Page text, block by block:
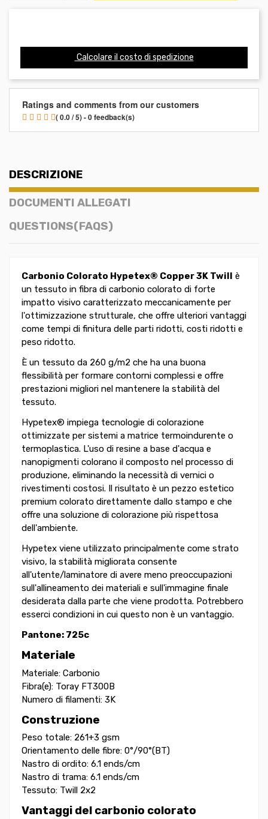
Calcolare il costo di spedizione
Ratings and comments from our customers
( 0.0 / 5) - 0 feedback(s)
DESCRIZIONE
DOCUMENTI ALLEGATI
QUESTIONS(FAQS)
Carbonio Colorato Hypetex® Copper 3K Twill è
un tessuto in fibra di carbonio colorato di forte
impatto visivo caratterizzato meccanicamente per
l'ottimizzazione strutturale, che offre ulteriori vantaggi
come tempi di finitura delle parti ridotti, costi ridotti e
peso ridotto.
È un tessuto da 260 g/m2 che ha una buona
flessibilità per formare contorni complessi e offre
prestazioni migliori nel mantenere la stabilità del
tessuto.
Hypetex® impiega tecnologie di colorazione
ottimizzate per sistemi a matrice termoindurente o
termoplastica. L'uso di resine a base d'acqua e
nanopigmenti colorano il composto nel processo di
produzione, eliminando la necessità di vernici o
rivestimenti costosi. Il risultato è un pezzo estetico
premium colorato direttamente dallo stampo e che
offre una soluzione di colorazione più rispettosa
dell'ambiente.
Hypetex viene utilizzato principalmente come strato
visivo, la stabilità migliorata consente
all'utente/laminatore di avere meno preoccupazioni
sull'allineamento dei materiali e sull'immagine finale
desiderata dalla parte che viene prodotta. Potrebbero
esserci condizioni in cui questo non è un vantaggio.
Pantone: 725c
Materiale
Materiale: Carbonio
Fibra(e): Toray FT300B
Numero di filamenti: 3K
Construzione
Peso totale: 261+3 gsm
Orientamento delle fibre: 0°/90°(BT)
Nastro di ordito: 6.1 ends/cm
Nastro di trama: 6.1 ends/cm
Tessuto: Twill 2x2
Vantaggi del carbonio colorato